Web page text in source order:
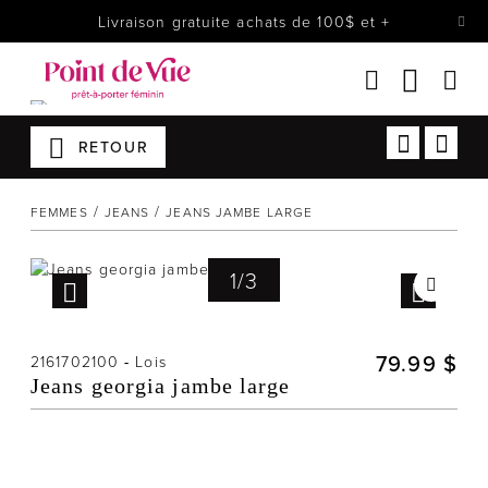
Livraison gratuite achats de 100$ et +
Accessoires
Chaussures
Soldes
RETOUR
FEMMES JEANS JEANS JAMBE LARGE
1/3
2161702100- Lois
Jeans georgia jambe large
79.99 $